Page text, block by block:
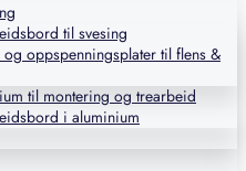
til svesing
og oppspenningsplater til flens &
til montering og trearbeid
i aluminium